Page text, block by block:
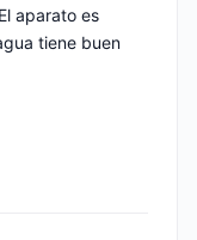
aparato es
tiene buen